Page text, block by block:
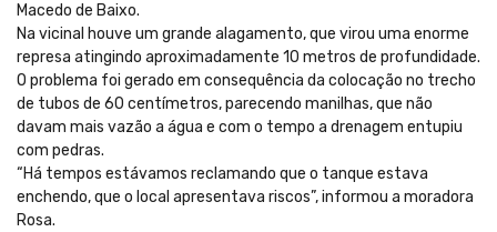
Macedo de Baixo.
Na vicinal houve um grande alagamento, que virou uma enorme
represa atingindo aproximadamente 10 metros de profundidade.
O problema foi gerado em consequência da colocação no trecho
de tubos de 60 centímetros, parecendo manilhas, que não
davam mais vazão a água e com o tempo a drenagem entupiu
com pedras.
“Há tempos estávamos reclamando que o tanque estava
enchendo, que o local apresentava riscos”, informou a moradora
Rosa.